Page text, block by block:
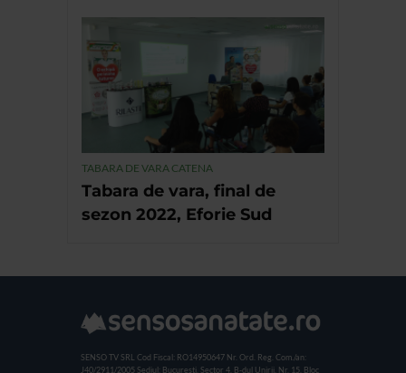
TABARA DE VARA CATENA
Tabara de vara, final de
sezon 2022, Eforie Sud
SENSO TV SRL Cod Fiscal: RO14950647 Nr. Ord. Reg. Com./an:
J40/2911/2005 Sediul: Bucuresti, Sector 4, B-dul Unirii, Nr. 15, Bloc